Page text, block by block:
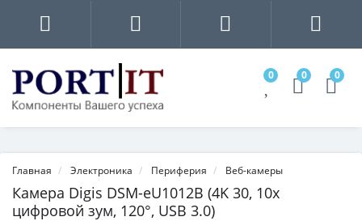
0 0 0
Главная Электроника Периферия Веб-камеры
Камера Digis DSM-eU1012B (4K 30, 10x
цифровой зум, 120°, USB 3.0)